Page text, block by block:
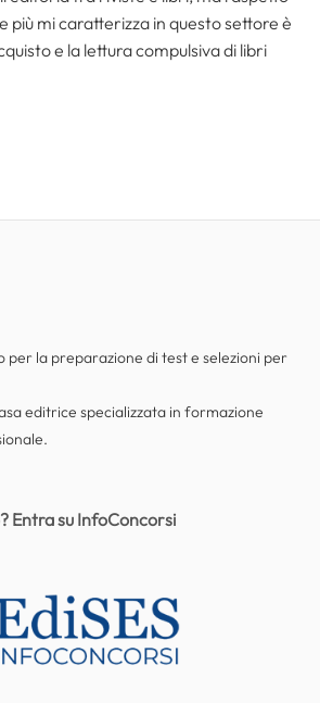
più mi caratterizza in questo settore è
e la lettura compulsiva di libri
per la preparazione di test e selezioni per
editrice specializzata in formazione
Entra su InfoConcorsi